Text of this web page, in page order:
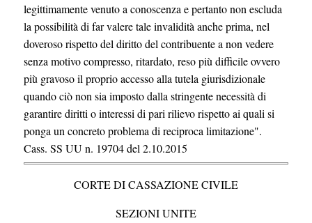
legittimamente venuto a conoscenza e pertanto non escluda
la possibilità di far valere tale invalidità anche prima, nel
doveroso rispetto del diritto del contribuente a non vedere
senza motivo compresso, ritardato, reso più difficile ovvero
più gravoso il proprio accesso alla tutela giurisdizionale
quando ciò non sia imposto dalla stringente necessità di
garantire diritti o interessi di pari rilievo rispetto ai quali si
ponga un concreto problema di reciproca limitazione".
Cass. SS UU n. 19704 del 2.10.2015
CORTE DI CASSAZIONE CIVILE
SEZIONI UNITE